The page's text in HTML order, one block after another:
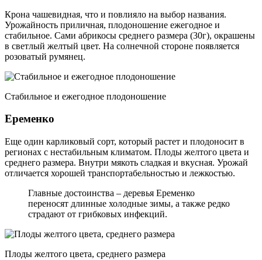
Крона чашевидная, что и повлияло на выбор названия.
Урожайность приличная, плодоношение ежегодное и
стабильное. Сами абрикосы среднего размера (30г), окрашены
в светлый желтый цвет. На солнечной стороне появляется
розоватый румянец.
Стабильное и ежегодное плодоношение
Еременко
Еще один карликовый сорт, который растет и плодоносит в
регионах с нестабильным климатом. Плоды желтого цвета и
среднего размера. Внутри мякоть сладкая и вкусная. Урожай
отличается хорошей транспортабельностью и лежкостью.
Главные достоинства – деревья Еременко
переносят длинные холодные зимы, а также редко
страдают от грибковых инфекций.
Плоды желтого цвета, среднего размера